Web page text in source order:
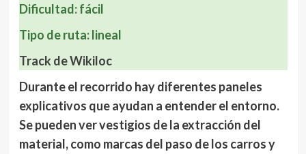
Dificultad: fácil
Tipo de ruta: lineal
Track de Wikiloc
Durante el recorrido hay diferentes paneles
explicativos que ayudan a entender el entorno.
Se pueden ver vestigios de la extracción del
material, como marcas del paso de los carros y